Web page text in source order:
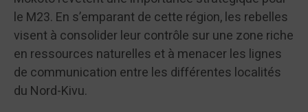
le M23. En s’emparant de cette région, les rebelles
visent à consolider leur contrôle sur une zone riche
en ressources naturelles et à menacer les lignes
de communication entre les différentes localités
du Nord-Kivu.